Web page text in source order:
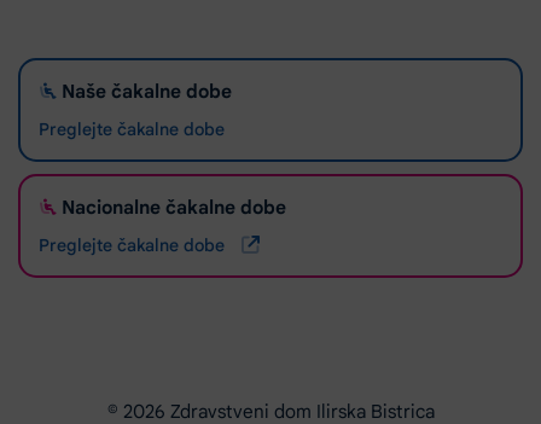
Naše čakalne dobe
Preglejte čakalne dobe
Nacionalne čakalne dobe
Preglejte čakalne dobe
© 2026 Zdravstveni dom Ilirska Bistrica